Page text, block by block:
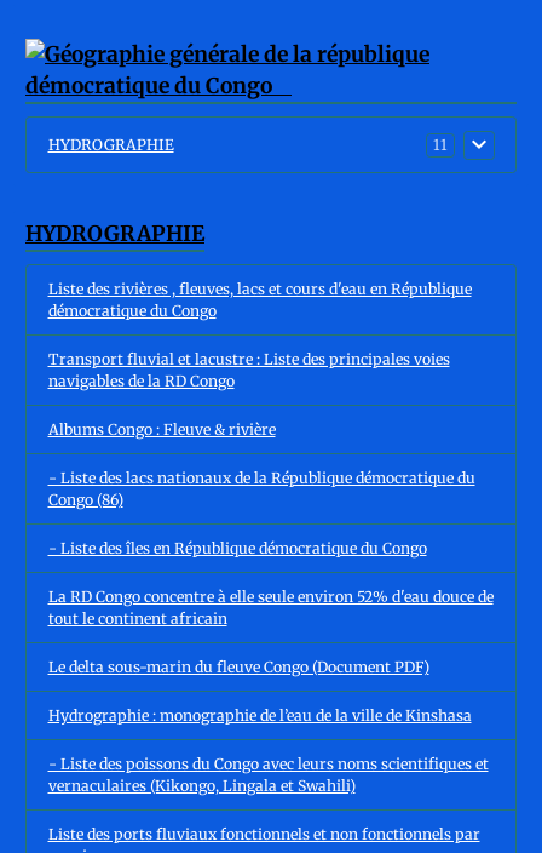
HYDROGRAPHIE 11
HYDROGRAPHIE
Liste des rivières , fleuves, lacs et cours d'eau en République
démocratique du Congo
Transport fluvial et lacustre : Liste des principales voies
navigables de la RD Congo
Albums Congo : Fleuve & rivière
- Liste des lacs nationaux de la République démocratique du
Congo (86)
- Liste des îles en République démocratique du Congo
La RD Congo concentre à elle seule environ 52% d'eau douce de
tout le continent africain
Le delta sous-marin du fleuve Congo (Document PDF)
Hydrographie : monographie de l’eau de la ville de Kinshasa
- Liste des poissons du Congo avec leurs noms scientifiques et
vernaculaires (Kikongo, Lingala et Swahili)
Liste des ports fluviaux fonctionnels et non fonctionnels par